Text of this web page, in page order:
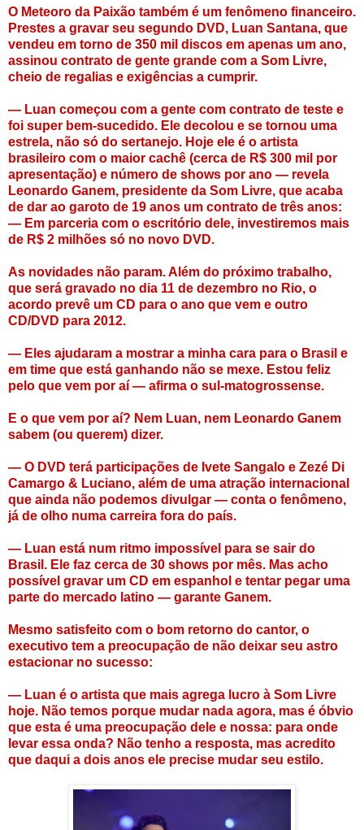
O Meteoro da Paixão também é um fenômeno financeiro.
Prestes a gravar seu segundo DVD, Luan Santana, que
vendeu em torno de 350 mil discos em apenas um ano,
assinou contrato de gente grande com a Som Livre,
cheio de regalias e exigências a cumprir.
— Luan começou com a gente com contrato de teste e
foi super bem-sucedido. Ele decolou e se tornou uma
estrela, não só do sertanejo. Hoje ele é o artista
brasileiro com o maior cachê (cerca de R$ 300 mil por
apresentação) e número de shows por ano — revela
Leonardo Ganem, presidente da Som Livre, que acaba
de dar ao garoto de 19 anos um contrato de três anos:
— Em parceria com o escritório dele, investiremos mais
de R$ 2 milhões só no novo DVD.
As novidades não param. Além do próximo trabalho,
que será gravado no dia 11 de dezembro no Rio, o
acordo prevê um CD para o ano que vem e outro
CD/DVD para 2012.
— Eles ajudaram a mostrar a minha cara para o Brasil e
em time que está ganhando não se mexe. Estou feliz
pelo que vem por aí — afirma o sul-matogrossense.
E o que vem por aí? Nem Luan, nem Leonardo Ganem
sabem (ou querem) dizer.
— O DVD terá participações de Ivete Sangalo e Zezé Di
Camargo & Luciano, além de uma atração internacional
que ainda não podemos divulgar — conta o fenômeno,
já de olho numa carreira fora do país.
— Luan está num ritmo impossível para se sair do
Brasil. Ele faz cerca de 30 shows por mês. Mas acho
possível gravar um CD em espanhol e tentar pegar uma
parte do mercado latino — garante Ganem.
Mesmo satisfeito com o bom retorno do cantor, o
executivo tem a preocupação de não deixar seu astro
estacionar no sucesso:
— Luan é o artista que mais agrega lucro à Som Livre
hoje. Não temos porque mudar nada agora, mas é óbvio
que esta é uma preocupação dele e nossa: para onde
levar essa onda? Não tenho a resposta, mas acredito
que daqui a dois anos ele precise mudar seu estilo.